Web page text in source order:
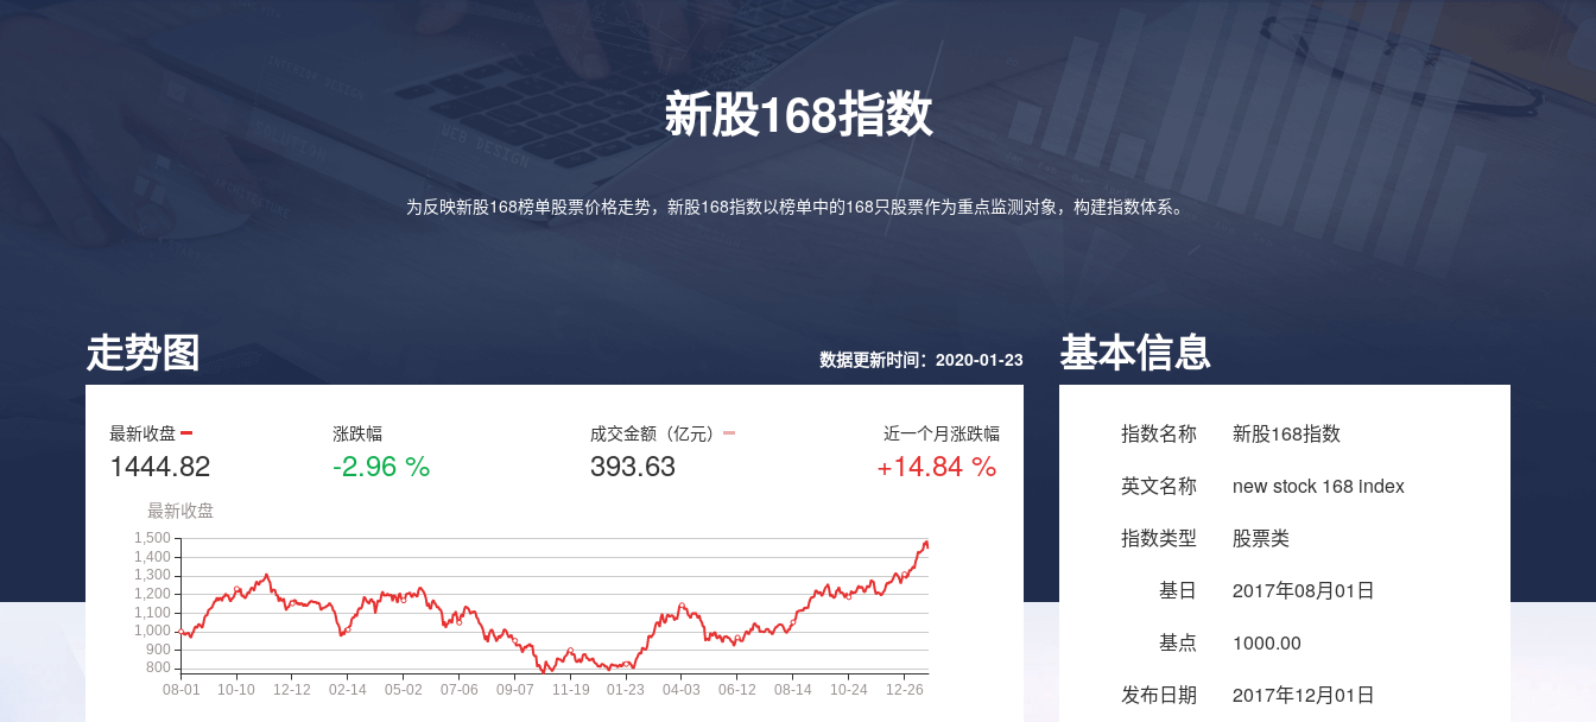
新股168指数
为反映新股168榜单股票价格走势，新股168指数以榜单中的168只股票作为重点监测对象，构建指数体系。
走势图 数据更新时间：2020-01-23
最新收盘
1444.82
涨跌幅
-2.96 %
成交金额（亿元）
393.63
近一个月涨跌幅
+14.84 %
基本信息
指数名称
新股168指数
英文名称
new stock 168 index
指数类型
股票类
基日
2017年08月01日
基点
1000.00
发布日期
2017年12月01日